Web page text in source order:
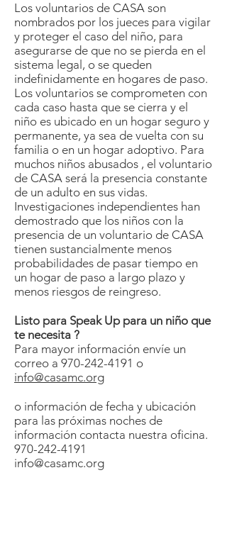
Los voluntarios de CASA son
nombrados por los jueces para vigilar
y proteger el caso del niño, para
asegurarse de que no se pierda en el
sistema legal, o se queden
indefinidamente en hogares de paso.
Los voluntarios se comprometen con
cada caso hasta que se cierra y el
niño es ubicado en un hogar seguro y
permanente, ya sea de vuelta con su
familia o en un hogar adoptivo. Para
muchos niños abusados ​​​​, el voluntario
de CASA será la presencia constante
de un adulto en sus vidas.
Investigaciones independientes han
demostrado que los niños con la
presencia de un voluntario de CASA
tienen sustancialmente menos
probabilidades de pasar tiempo en
un hogar de paso a largo plazo y
menos riesgos de reingreso.
Listo para Speak Up para un niño que
te necesita ?
Para mayor información envíe un
correo a 970-242-4191 o
info@casamc.org
o información de fecha y ubicación
para las próximas noches de
información contacta nuestra oficina.
970-242-4191
info@casamc.org